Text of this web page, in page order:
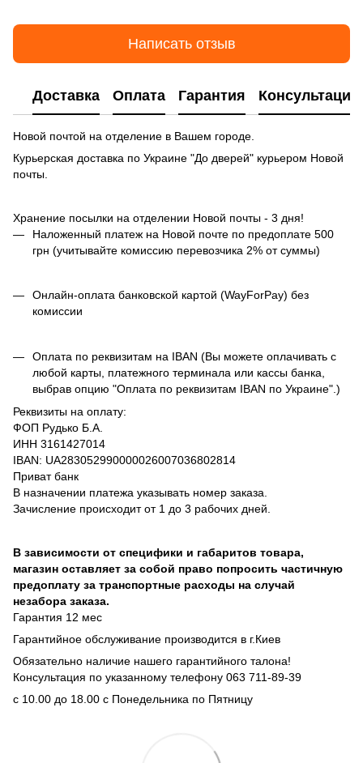
Написать отзыв
Доставка Оплата Гарантия Консультация
Новой почтой на отделение в Вашем городе.
Курьерская доставка по Украине "До дверей" курьером Новой
почты.
Хранение посылки на отделении Новой почты - 3 дня!
Наложенный платеж на Новой почте по предоплате 500
грн (учитывайте комиссию перевозчика 2% от суммы)
Онлайн-оплата банковской картой (WayForPay) без
комиссии
Оплата по реквизитам на IBAN (Вы можете оплачивать с
любой карты, платежного терминала или кассы банка,
выбрав опцию "Оплата по реквизитам IBAN по Украине".)
Реквизиты на оплату:
ФОП Рудько Б.А.
ИНН 3161427014
IBAN: UA283052990000026007036802814
Приват банк
В назначении платежа указывать номер заказа.
Зачисление происходит от 1 до 3 рабочих дней.
В зависимости от специфики и габаритов товара,
магазин оставляет за собой право попросить частичную
предоплату за транспортные расходы на случай
незабора заказа.
Гарантия 12 мес
Гарантийное обслуживание производится в г.Киев
Обязательно наличие нашего гарантийного талона!
Консультация по указанному телефону 063 711-89-39
с 10.00 до 18.00 с Понедельника по Пятницу